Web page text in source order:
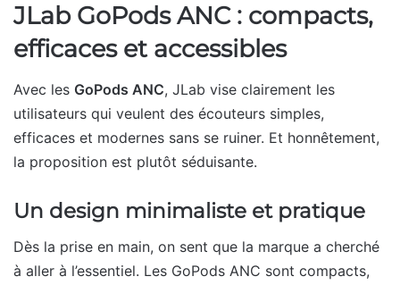
JLab GoPods ANC : compacts,
efficaces et accessibles
Avec les GoPods ANC, JLab vise clairement les
utilisateurs qui veulent des écouteurs simples,
efficaces et modernes sans se ruiner. Et honnêtement,
la proposition est plutôt séduisante.
Un design minimaliste et pratique
Dès la prise en main, on sent que la marque a cherché
à aller à l’essentiel. Les GoPods ANC sont compacts,